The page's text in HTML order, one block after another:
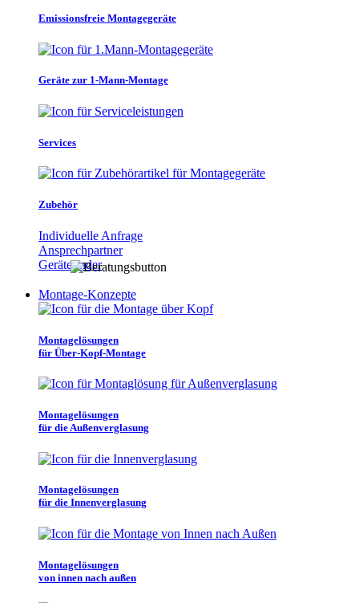
Emissionsfreie Montagegeräte
Geräte zur 1-Mann-Montage
Services
Zubehör
Individuelle Anfrage
Ansprechpartner
Gerätefinder
Montage-Konzepte
Montagelösungen
für Über-Kopf-Montage
Montagelösungen
für die Außenverglasung
Montagelösungen
für die Innenverglasung
Montagelösungen
von innen nach außen